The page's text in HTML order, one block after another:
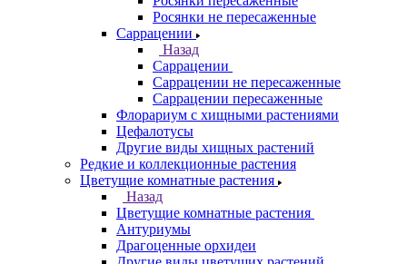
Росянки не пересаженные
Саррацении
Назад
Саррацении
Саррацении не пересаженные
Саррацении пересаженные
Флорариум с хищными растениями
Цефалотусы
Другие виды хищных растений
Редкие и коллекционные растения
Цветущие комнатные растения
Назад
Цветущие комнатные растения
Антуриумы
Драгоценные орхидеи